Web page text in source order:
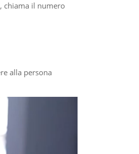
chiama il numero
alla persona